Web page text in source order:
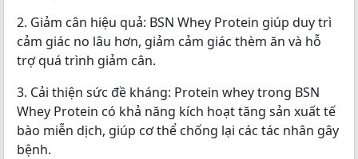
2. Giảm cân hiệu quả: BSN Whey Protein giúp duy trì
cảm giác no lâu hơn, giảm cảm giác thèm ăn và hỗ
trợ quá trình giảm cân.
3. Cải thiện sức đề kháng: Protein whey trong BSN
Whey Protein có khả năng kích hoạt tăng sản xuất tế
bào miễn dịch, giúp cơ thể chống lại các tác nhân gây
bệnh.